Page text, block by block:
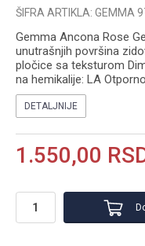
ŠIFRA ARTIKLA: GEMMA
Gemma Ancona Rose
unutrašnjih površina
pločice sa teksturom
na hemikalije: LA
DETALJNIJE
1.550,00